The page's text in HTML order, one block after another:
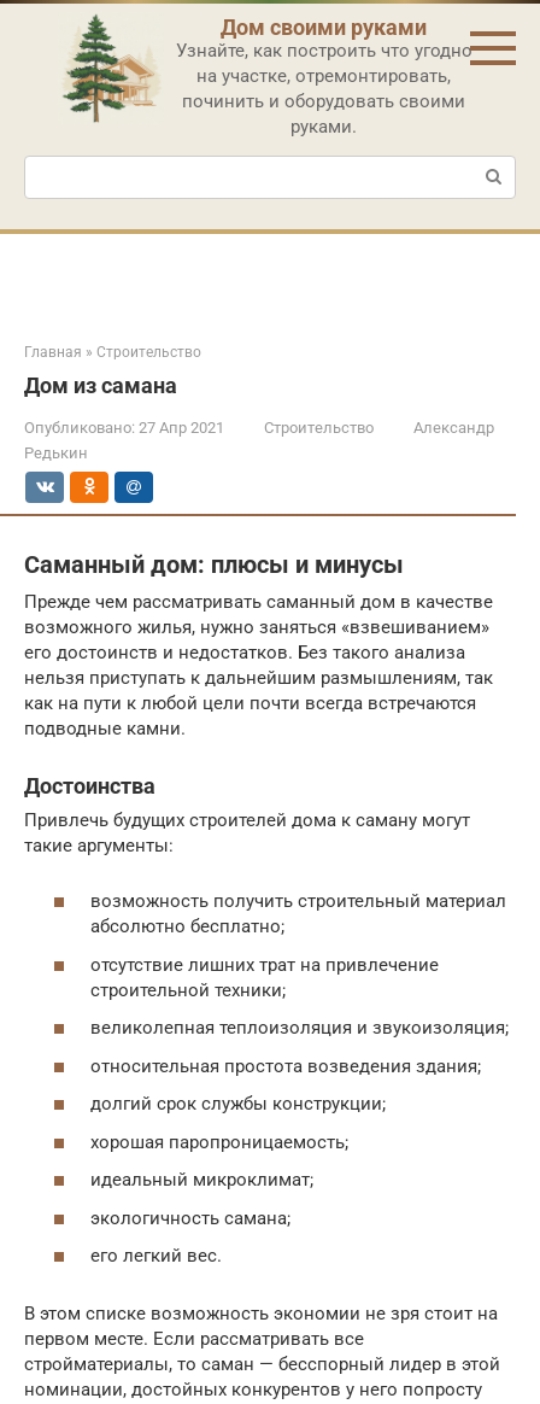
Перейти
контенту
Дом своими руками
Узнайте, как построить что угодно
на участке, отремонтировать,
починить и оборудовать своими
руками.
Поиск:
Главная » Строительство
Дом из самана
Опубликовано: 27 Апр 2021 Строительство
Александр
Редькин
Саманный дом: плюсы и минусы
Прежде чем рассматривать саманный дом в качестве
возможного жилья, нужно заняться «взвешиванием»
его достоинств и недостатков. Без такого анализа
нельзя приступать к дальнейшим размышлениям, так
как на пути к любой цели почти всегда встречаются
подводные камни.
Достоинства
Привлечь будущих строителей дома к саману могут
такие аргументы:
возможность получить строительный материал
абсолютно бесплатно;
отсутствие лишних трат на привлечение
строительной техники;
великолепная теплоизоляция и звукоизоляция;
относительная простота возведения здания;
долгий срок службы конструкции;
хорошая паропроницаемость;
идеальный микроклимат;
экологичность самана;
его легкий вес.
В этом списке возможность экономии не зря стоит на
первом месте. Если рассматривать все
стройматериалы, то саман — бесспорный лидер в этой
номинации, достойных конкурентов у него попросту